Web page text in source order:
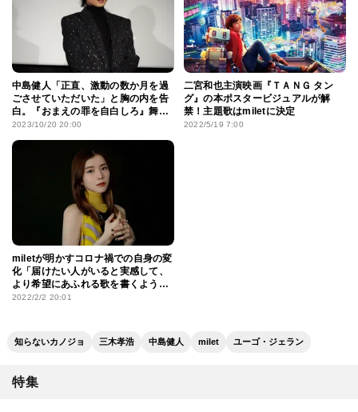
中島健人「正直、激動の数か月を過
ごさせていただいた」と胸の内を告
白。『おまえの罪を自白しろ』舞台
挨拶
2023/10/20 20:00
二宮和也主演映画『ＴＡＮＧ タン
グ』の本ポスタービジュアルが解
禁！主題歌はmiletに決定
2022/5/19 7:00
miletが明かすコロナ禍での自身の変
化「届けたい人がいると実感して、
より希望にあふれる歌を書くように
なりました」
2022/2/2 20:01
知らないカノジョ 三木孝浩 中島健人 milet ユーゴ・ジェラン
特集